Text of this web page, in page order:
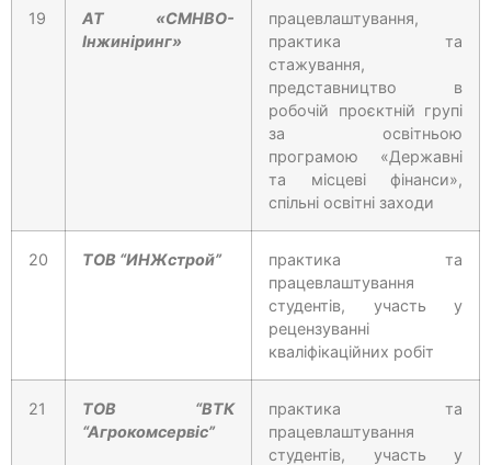
19
АТ «СМНВО-
Інжиніринг»
працевлаштування,
практика та
стажування,
представництво в
робочій проєктній групі
за освітньою
програмою «Державні
та місцеві фінанси»,
спільні освітні заходи
20 ТОВ “ИНЖстрой”
практика та
працевлаштування
студентів, участь у
рецензуванні
кваліфікаційних робіт
21
ТОВ “ВТК
“Агрокомсервіс”
практика та
працевлаштування
студентів, участь у